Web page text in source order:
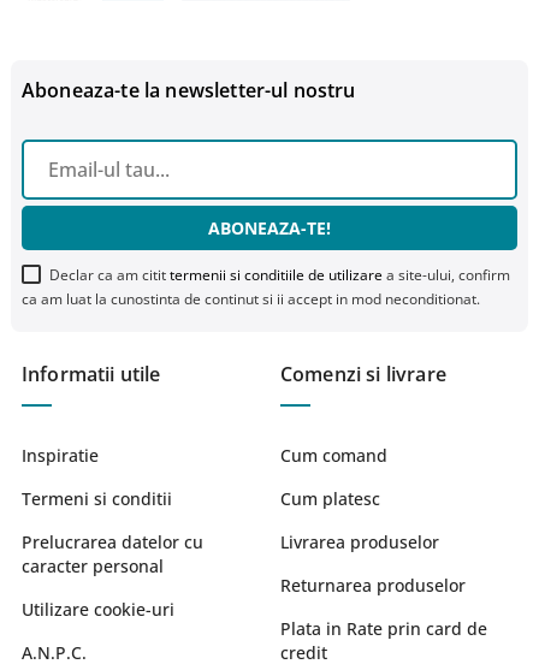
Informatii utile
Inspiratie
Termeni si conditii
Prelucrarea datelor cu
caracter personal
Utilizare cookie-uri
A.N.P.C.
Comenzi si livrare
Cum comand
Cum platesc
Livrarea produselor
Returnarea produselor
Plata in Rate prin card de
credit
Aboneaza-te la newsletter-ul nostru
ABONEAZA-TE!
Declar ca am citittermenii si conditiile de utilizarea site-ului, confirm
ca am luat la cunostinta de continut si ii accept in mod neconditionat.